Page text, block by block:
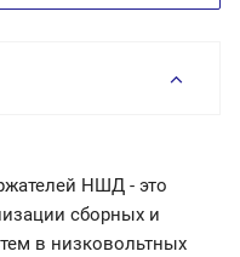
НШД - это
сборных и
в низковольтных